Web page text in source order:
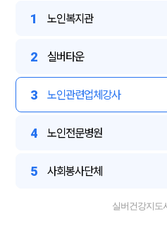
1 노인복지관
2 실버타운
3 노인관련업체강사
4 노인전문병원
5 사회봉사단체
실버건강지도